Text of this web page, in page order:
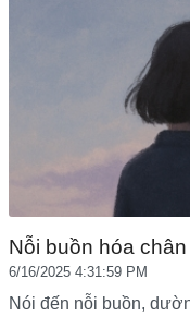
Nỗi buồn hóa
6/16/2025 4:31:59 PM
Nói đến nỗi buồn,